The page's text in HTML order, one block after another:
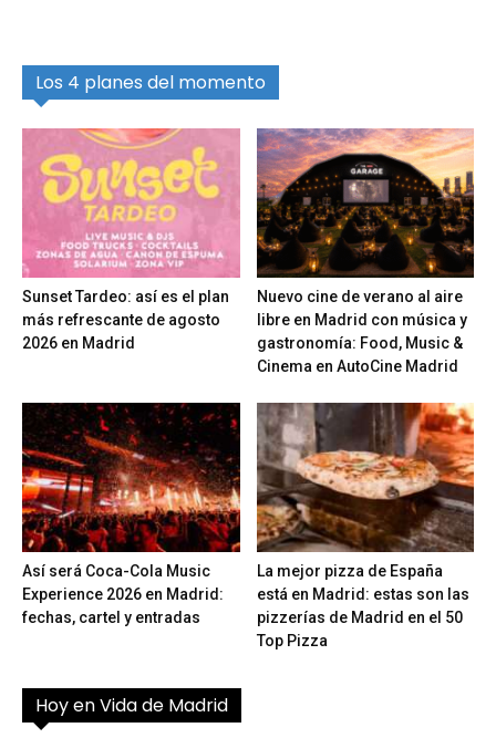
Los 4 planes del momento
Sunset Tardeo: así es el plan
más refrescante de agosto
2026 en Madrid
Nuevo cine de verano al aire
libre en Madrid con música y
gastronomía: Food, Music &
Cinema en AutoCine Madrid
Así será Coca-Cola Music
Experience 2026 en Madrid:
fechas, cartel y entradas
La mejor pizza de España
está en Madrid: estas son las
pizzerías de Madrid en el 50
Top Pizza
Hoy en Vida de Madrid